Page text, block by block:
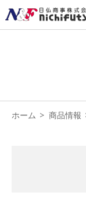
ホーム 商品情報